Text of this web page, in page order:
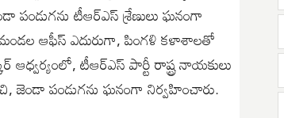
టీఆర్ఎస్ శ్రేణులు ఘనంగా
ఆఫీస్ ఎదురుగా, పింగళి కళాశాలతో
టీఆర్ఎస్ పార్టీ రాష్ట్ర నాయకులు
జెండా పండుగను ఘనంగా నిర్వహించారు.